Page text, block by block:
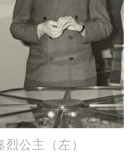
公主（左）